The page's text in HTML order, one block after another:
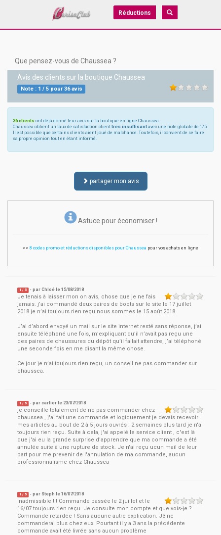
Réductions
Que pensez-vous de Chaussea ?
Avis des clients sur la boutique Chaussea
Note : 1 / 5pour36avis
36 clients ont déjà donné leur avis sur la boutique en ligne Chaussea
Chaussea obtient un taux de satisfaction client très insuffisant avec une note globale de 1/5.
Il est possible que certains clients aient joué de malchance. Toutefois, il convient de se faire
sa propre opinion tout en étant informé.
partager mon avis
Astuce pour économiser !
>> 8 codes promo et réductions disponibles pour Chaussea pour vos achats en ligne
1 / 5 - parChloé le15/08/2018
Je tenais à laisser mon on avis, chose que je ne fais
jamais. j’ai commandé deux paires de boots sur le site le 17 juillet
2018 je n’ai toujours rien reçu nous sommes le 15 août 2018.
J’ai d’abord envoyé un mail sur le site internet resté sans réponse, j’ai
ensuite téléphoné une fois, m’expliquant qu’il n’avait pas reçu une
des paires de chaussures du dépôt qu’il fallait attendre, j’ai téléphoné
une seconde fois en me disant la même chose.
Ce jour je n’ai toujours rien reçu, un conseil ne pas commander sur
chaussea.
1 / 5 - parcarlier le 23/07/2018
je conseille totalement de ne pas commander chez
chaussea , j'ai fait une commande et logiquement je devais recevoir
mes articles au bout de 2 à 5 jours ouvrés ; 2 semaines plus tard je n'ai
toujours rien reçu. Suite à cela, j'ai appelé le service client , c'est là
que j'ai eu la grande surprise d'apprendre que ma commande a été
annulée suite à une rupture de stock. Je n'ai reçu ucun mail de leur
part pour me prevenir de l'annulation de ma commande, aucun
professionnalisme chez Chaussea
1 / 5 - par Steph le16/07/2018
Inadmissible !!! Commande passée le 2 juillet et le
16/07 toujours rien reçu. Je consulte mon compte et que vois-je ?
Commande retardée ! Sans aucune autre explication. J3 ne
commanderai plus chez eux. Pourtant il y a 3 ans la précédente
commande avait été livrée sans aucun problème